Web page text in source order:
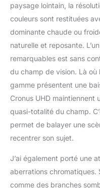
paysage lointain, la
couleurs sont restituées
dominante chaude ou
naturelle et reposante.
remarquables est sans
du champ de vision. Là
gamme présentent une
Cronus UHD maintiennent
quasi-totalité du champ.
permet de balayer une
recentrer son sujet.
J’ai également porté une
aberrations chromatiques.
comme des branches